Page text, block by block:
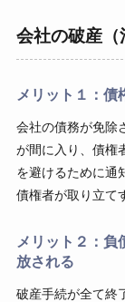
会社の破産（
メリット１：債
会社の債務が免除
が間に入り、債権
を避けるために通
債権者が取り立て
メリット２：負
放される
破産手続が全て終